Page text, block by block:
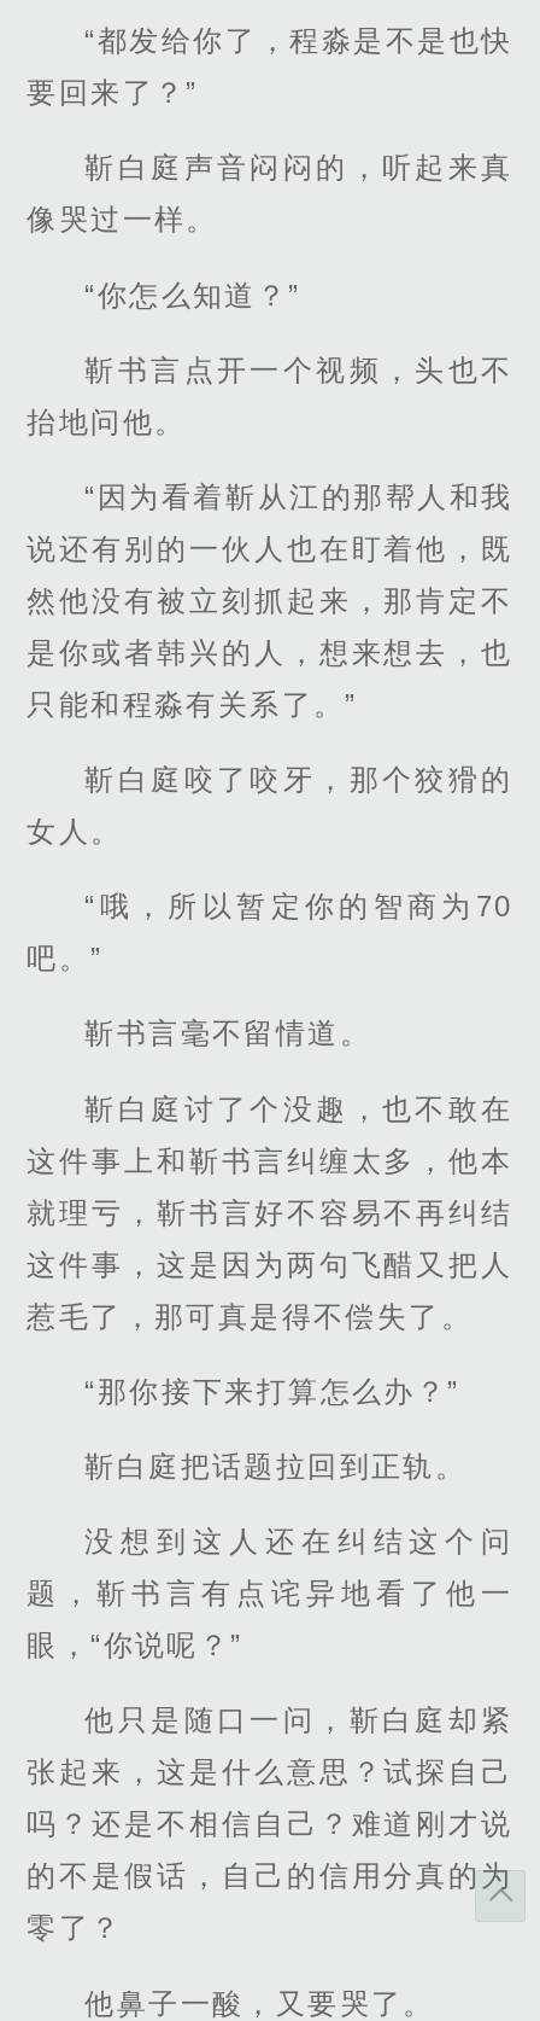
“都发给你了，程淼是不是也快
要回来了？”
靳白庭声音闷闷的，听起来真
像哭过一样。
“你怎么知道？”
靳书言点开一个视频，头也不
抬地问他。
“因为看着靳从江的那帮人和我
说还有别的一伙人也在盯着他，既
然他没有被立刻抓起来，那肯定不
是你或者韩兴的人，想来想去，也
只能和程淼有关系了。”
靳白庭咬了咬牙，那个狡猾的
女人。
“哦，所以暂定你的智商为70
吧。”
靳书言毫不留情道。
靳白庭讨了个没趣，也不敢在
这件事上和靳书言纠缠太多，他本
就理亏，靳书言好不容易不再纠结
这件事，这是因为两句飞醋又把人
惹毛了，那可真是得不偿失了。
“那你接下来打算怎么办？”
靳白庭把话题拉回到正轨。
没想到这人还在纠结这个问
题，靳书言有点诧异地看了他一
眼，“你说呢？”
他只是随口一问，靳白庭却紧
张起来，这是什么意思？试探自己
吗？还是不相信自己？难道刚才说
的不是假话，自己的信用分真的为
零了？
他鼻子一酸，又要哭了。